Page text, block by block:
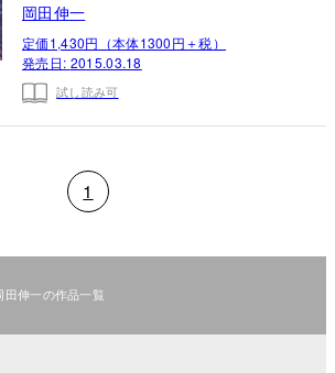
岡田伸一
定価1,430円（本体1300円＋税）
発売日: 2015.03.18
試し読み可
1
田伸一の作品一覧